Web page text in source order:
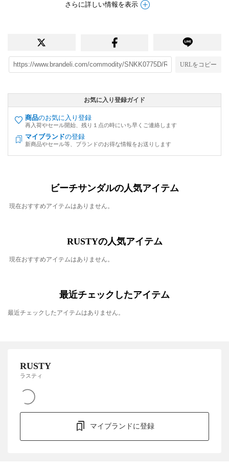
さらに詳しい情報を表示
URLをコピー
お気に入り登録ガイド
商品のお気に入り登録
再入荷やセール開始、残り１点の時にいち早くご連絡します
マイブランドの登録
新商品やセール等、ブランドのお得な情報をお送りします
ビーチサンダルの人気アイテム
現在おすすめアイテムはありません。
RUSTYの人気アイテム
現在おすすめアイテムはありません。
最近チェックしたアイテム
最近チェックしたアイテムはありません。
RUSTY
ラスティ
マイブランドに登録